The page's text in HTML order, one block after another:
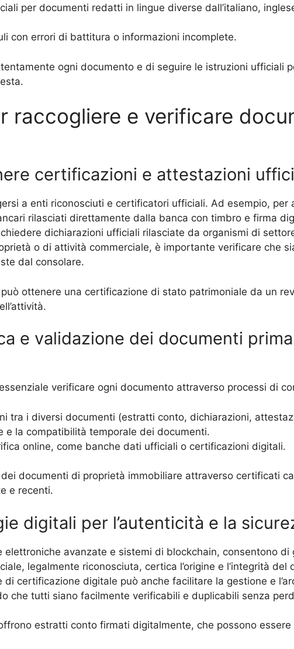
per documenti redatti in lingue diverse dall’italiano,
con errori di battitura o informazioni incomplete.
ogni documento e di seguire le istruzioni ufficiali
raccogliere e verificare
certificazioni e attestazioni
a enti riconosciuti e certificatori ufficiali. Ad esempio, per
rilasciati direttamente dalla banca con timbro e firma
dichiarazioni ufficiali rilasciate da organismi di
o di attività commerciale, è importante verificare che
dal consolare.
può ottenere una certificazione di stato patrimoniale da un
e validazione dei documenti
verificare ogni documento attraverso processi di
tra i diversi documenti (estratti conto, dichiarazioni,
e la compatibilità temporale dei documenti.
online, come banche dati ufficiali o certificazioni digitali.
documenti di proprietà immobiliare attraverso certificati
e recenti.
digitali per l’autenticità e la
avanzate e sistemi di blockchain, consentono di
legalmente riconosciuta, certica l’origine e l’integrità
certificazione digitale può anche facilitare la gestione e
che tutti siano facilmente verificabili e duplicabili senza
estratti conto firmati digitalmente, che possono